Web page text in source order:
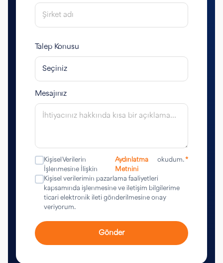
Talep Konusu
Mesajınız
Kişisel Verilerin
İşlenmesine İlişkin
Aydınlatma
Metnini
okudum.*
Kişisel verilerimin pazarlama faaliyetleri
kapsamında işlenmesine ve iletişim bilgilerime
ticari elektronik ileti gönderilmesine onay
veriyorum.
Gönder